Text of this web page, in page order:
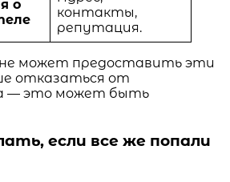
о
контакты,
репутация.
может предоставить эти
отказаться от
— это может быть
если все же попали